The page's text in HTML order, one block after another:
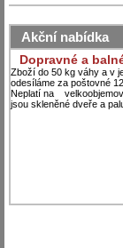
Akční nabídka
Dopravné a
Zboží do 50 kg váhy a v
odesíláme za poštovné
Neplatí na
jsou skleněné dveře a